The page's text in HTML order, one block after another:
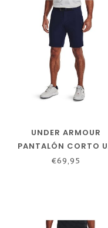
UNDER ARMOUR
PANTALÓN CORTO
DRIVE TAPER-AZUL
€69,95